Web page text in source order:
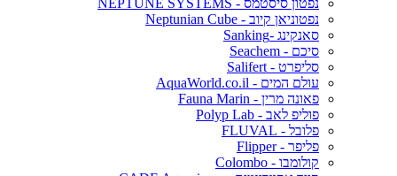
נפטוניאן קיוב - Neptunian Cube
סאנקינג -Sanking
סיכם - Seachem
סליפרט - Salifert
עולם המים - AquaWorld.co.il
פאונה מרין - Fauna Marin
פוליפ לאב - Polyp Lab
פלובל - FLUVAL
פליפר - Flipper
קולומבו - Colombo